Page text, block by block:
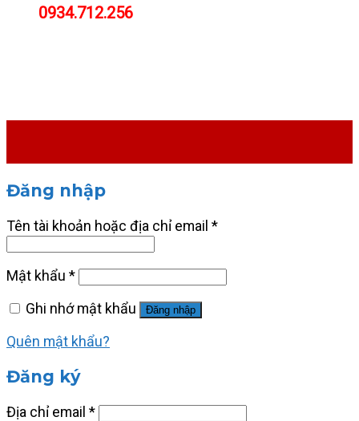
0934.712.256
Đăng nhập
Tên tài khoản hoặc địa chỉ email *
Mật khẩu *
Ghi nhớ mật khẩu
Đăng nhập
Quên mật khẩu?
Đăng ký
Địa chỉ email *